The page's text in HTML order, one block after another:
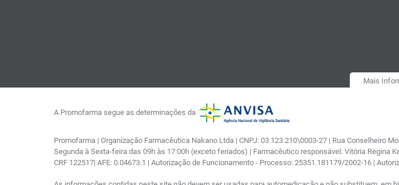
Mais
A Promofarma segue as determinações da
Promofarma | Organização Farmacêutica Nakano Ltda | CNPJ: 03.123.210\0003-27 | Rua Conselheiro
Segunda à Sexta-feira das 09h às 17:00h (exceto feriados) | Farmacêutico responsável: Vitória Regina
CRF 122517| AFE: 0.04673.1 | Autorização de Funcionamento - Processo: 25351.181179/2002-16 |